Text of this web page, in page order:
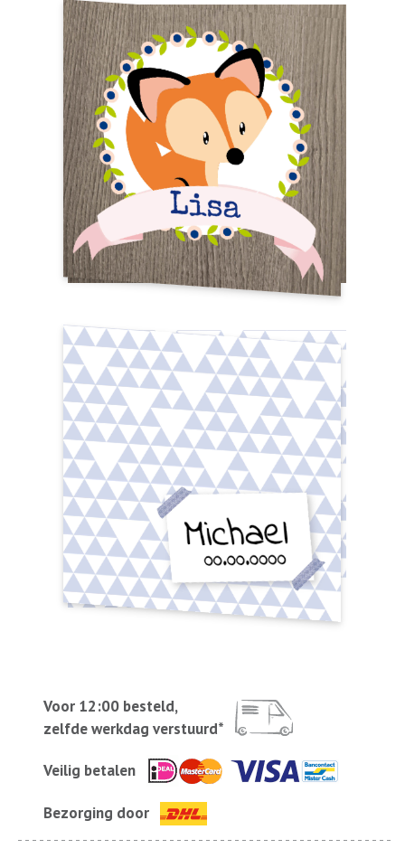
Voor 12:00 besteld,
zelfde werkdag verstuurd*
Veilig betalen
Bezorging door